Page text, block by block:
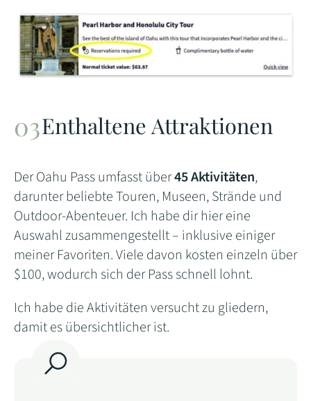
Enthaltene Attraktionen
Der Oahu Pass umfasst über45 Aktivitäten,
darunter beliebte Touren, Museen, Strände und
Outdoor-Abenteuer. Ich habe dir hier eine
Auswahl zusammengestellt – inklusive einiger
meiner Favoriten. Viele davon kosten einzeln über
$100, wodurch sich der Pass schnell lohnt.
Ich habe die Aktivitäten versucht zu gliedern,
damit es übersichtlicher ist.